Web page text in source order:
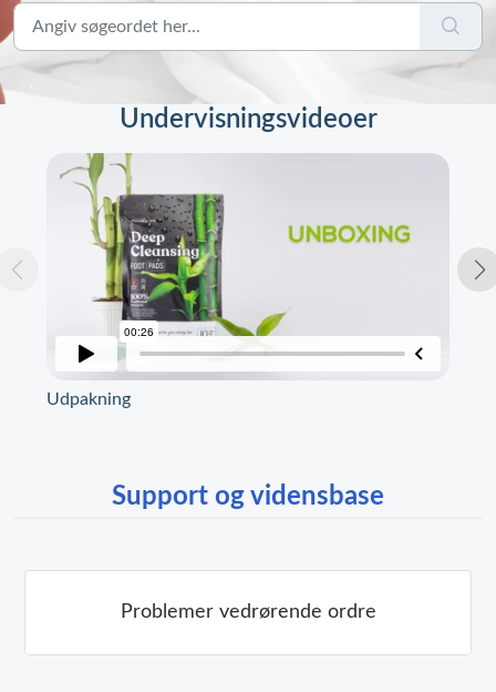
Undervisningsvideoer
Udpakning
Support og vidensbase
Problemer vedrørende ordre